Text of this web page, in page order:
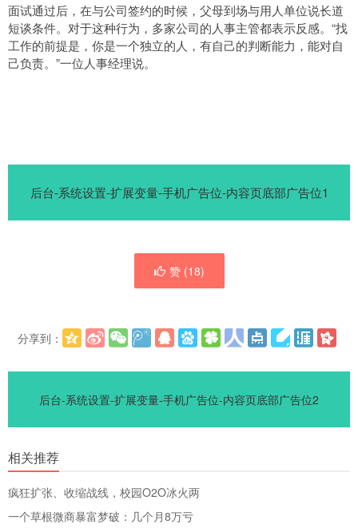
面试通过后，在与公司签约的时候，父母到场与用人单位说长道
短谈条件。对于这种行为，多家公司的人事主管都表示反感。“找
工作的前提是，你是一个独立的人，有自己的判断能力，能对自
己负责。”一位人事经理说。
后台-系统设置-扩展变量-手机广告位-内容页底部广告位1
赞 (18)
分享到：
后台-系统设置-扩展变量-手机广告位-内容页底部广告位2
相关推荐
疯狂扩张、收缩战线，校园O2O冰火两
一个草根微商暴富梦破：几个月8万亏